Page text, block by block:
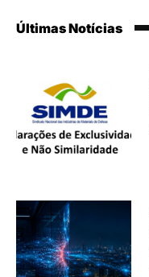
Últimas Notícias